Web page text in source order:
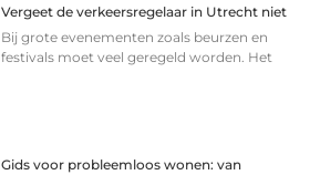
Vergeet de verkeersregelaar in Utrecht niet
Bij grote evenementen zoals beurzen en
festivals moet veel geregeld worden. Het
Gids voor probleemloos wonen: van